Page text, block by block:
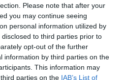
Please note that after your
you may continue seeing
personal information utilized by
to third parties prior to
opt-out of the further
information by third parties on the
This information may
parties on the IAB’s List of
12
13
15
16